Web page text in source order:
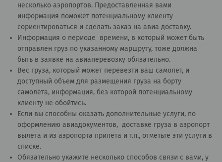
несколько аэропортов. Предоставленная вами
информация поможет потенциальному клиенту
сориентироваться и сделать заказ на авиа доставку.
Информация о периоде времени, в который может быть
отправлен груз по указанному маршруту, тоже должна
быть в заявке на авиаперевозку обязательно.
Вес груза, который может перевезти ваш самолет, и
доступный объем для размещения груза на борту
самолёта, информация, без которой потенциальному
клиенту не обойтись.
Если вы способны оказать дополнительные услуги, по
оформлению авиадокументов, доставке груза в аэропорт
вылета и из аэропорта прилета и т.п., отметьте эти услуги в
списке.
Обязательно укажите несколько способов связи с вами, у